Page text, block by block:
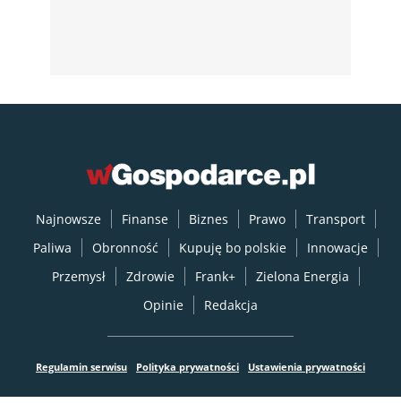
Najnowsze Finanse Biznes Prawo
Transport
Paliwa
Obronność Kupuję bo polskie
Innowacje
Przemysł
Zdrowie Frank+
Zielona Energia
Opinie
Redakcja
Regulamin serwisu Polityka prywatności Ustawienia prywatności